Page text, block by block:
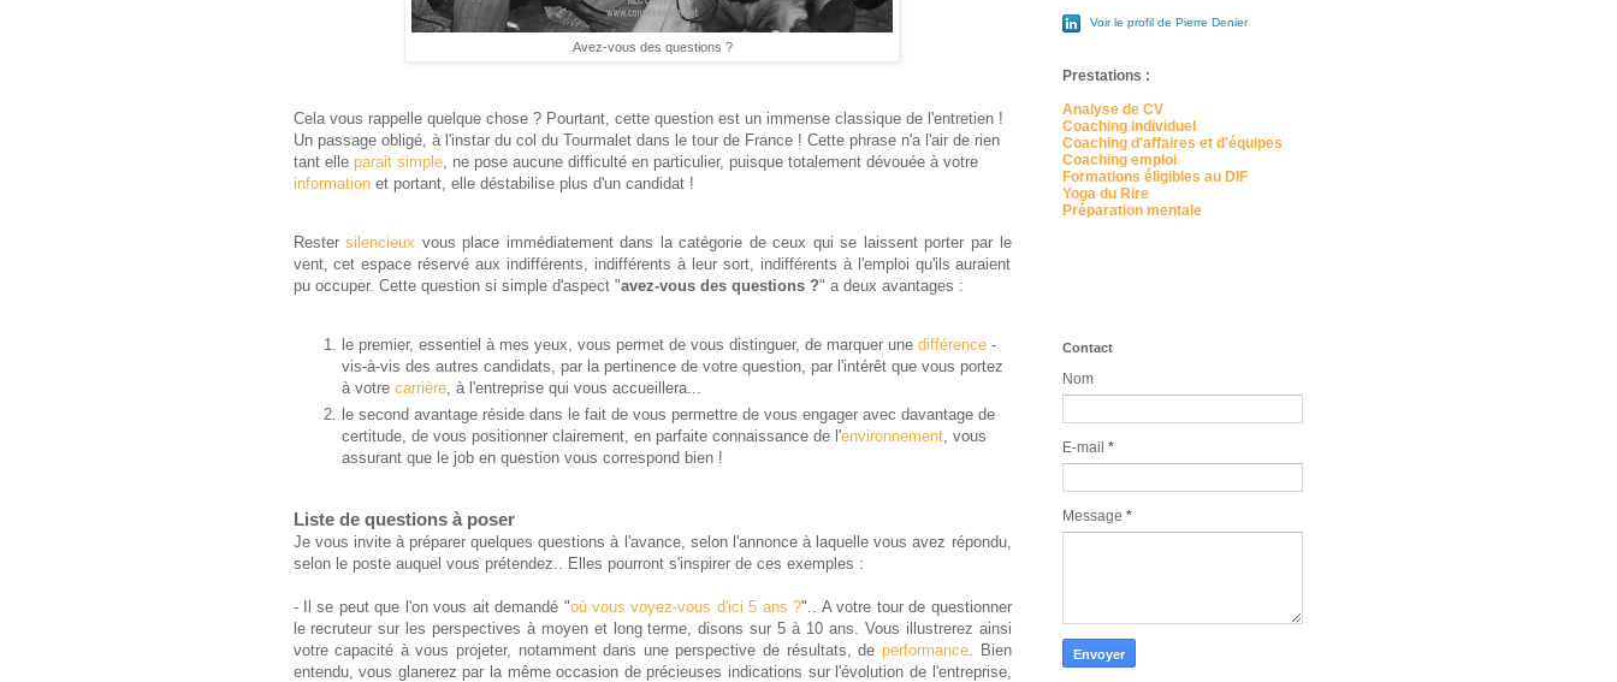
Avez-vous des questions ?
Cela vous rappelle quelque chose ? Pourtant, cette question est un immense classique de l'entretien !
Un passage obligé, à l'instar du col du Tourmalet dans le tour de France ! Cette phrase n'a l'air de rien
tant elle parait simple, ne pose aucune difficulté en particulier, puisque totalement dévouée à votre
informationet portant, elle déstabilise plus d'un candidat !
Restersilencieux vous place immédiatement dans la catégorie de ceux qui se laissent porter par le
vent, cet espace réservé aux indifférents, indifférents à leur sort, indifférents à l'emploi qu'ils auraient
pu occuper. Cette question si simple d'aspect "avez-vous des questions ?" a deux avantages :
le premier, essentiel à mes yeux, vous permet de vous distinguer, de marquer une différence-
vis-à-vis des autres candidats, par la pertinence de votre question, par l'intérêt que vous portez
à votre carrière, à l'entreprise qui vous accueillera...
le second avantage réside dans le fait de vous permettre de vous engager avec davantage de
certitude, de vous positionner clairement, en parfaite connaissance de l'environnement, vous
assurant que le job en question vous correspond bien !
Liste de questions à poser
Je vous invite à préparer quelques questions à l'avance, selon l'annonce à laquelle vous avez répondu,
selon le poste auquel vous prétendez.. Elles pourront s'inspirer de ces exemples :
- Il se peut que l'on vous ait demandé "où vous voyez-vous d'ici 5 ans ?".. A votre tour de questionner
le recruteur sur les perspectives à moyen et long terme, disons sur 5 à 10 ans. Vous illustrerez ainsi
votre capacité à vous projeter, notamment dans une perspective de résultats, de performance. Bien
entendu, vous glanerez par la même occasion de précieuses indications sur l'évolution de l'entreprise,
Voir le profil de Pierre Denier
Prestations :
Analyse de CV
Coaching individuel
Coaching d'affaires et d'équipes
Coaching emploi
Formations éligibles au DIF
Yoga du Rire
Préparation mentale
Contact
Nom
E-mail *
Message *